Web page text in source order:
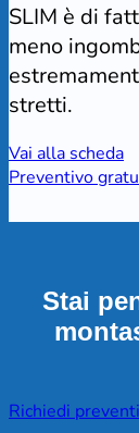
SLIM è di
meno
stretti.
Vai alla scheda
Preventivo
Stai
Richiedi